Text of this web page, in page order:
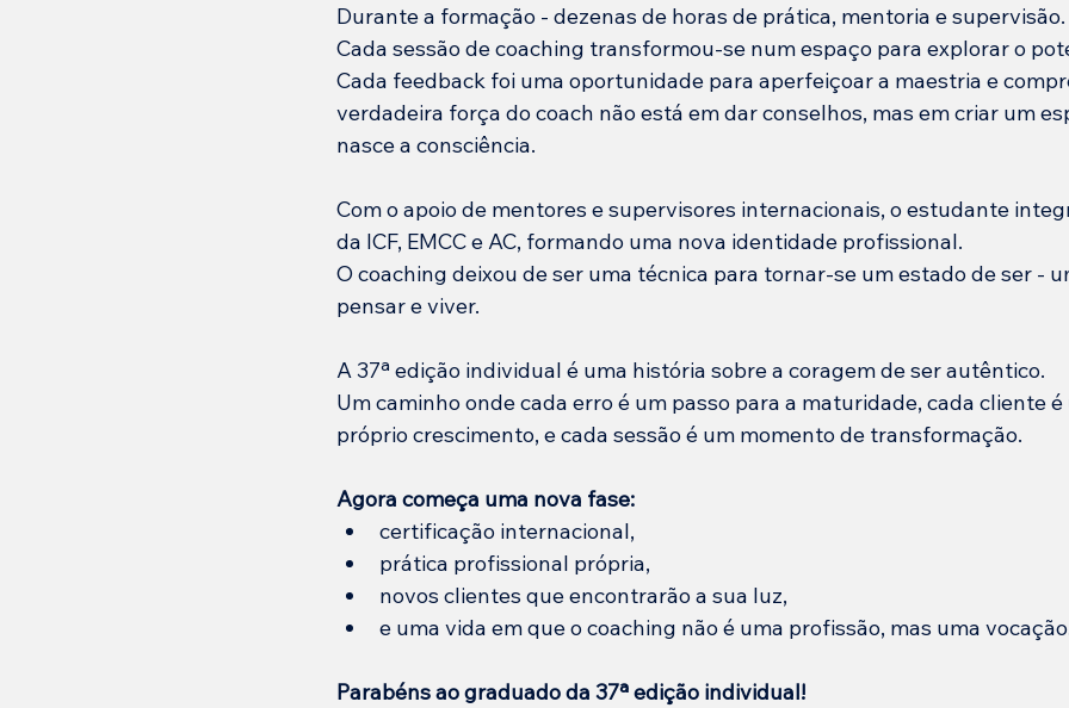
Durante a formação - dezenas de horas de prática, mentoria e supervisão.
Cada sessão de coaching transformou-se num espaço para explorar o
Cada feedback foi uma oportunidade para aperfeiçoar a maestria e
verdadeira força do coach não está em dar conselhos, mas em criar um
nasce a consciência.
Com o apoio de mentores e supervisores internacionais, o estudante
da ICF, EMCC e AC, formando uma nova identidade profissional.
O coaching deixou de ser uma técnica para tornar-se um estado de ser -
pensar e viver.
A 37ª edição individual é uma história sobre a coragem de ser autêntico.
Um caminho onde cada erro é um passo para a maturidade, cada cliente
próprio crescimento, e cada sessão é um momento de transformação.
Agora começa uma nova fase:
certificação internacional,
prática profissional própria,
novos clientes que encontrarão a sua luz,
e uma vida em que o coaching não é uma profissão, mas uma
Parabéns ao graduado da 37ª edição individual!